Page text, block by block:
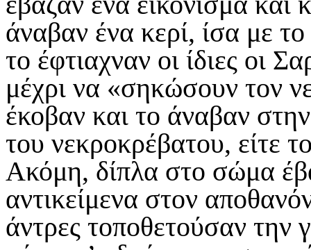
άναβαν ένα κερί, ίσα με
το έφτιαχναν οι ίδιες οι
μέχρι να «σηκώσουν τον
έκοβαν και το άναβαν
του νεκροκρέβατου, είτε
Ακόμη, δίπλα στο σώμα
αντικείμενα στον
άντρες τοποθετούσαν την